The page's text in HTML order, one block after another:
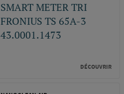
SMART METER TRI
FRONIUS TS 65A-3
43.0001.1473
DÉCOUVRIR